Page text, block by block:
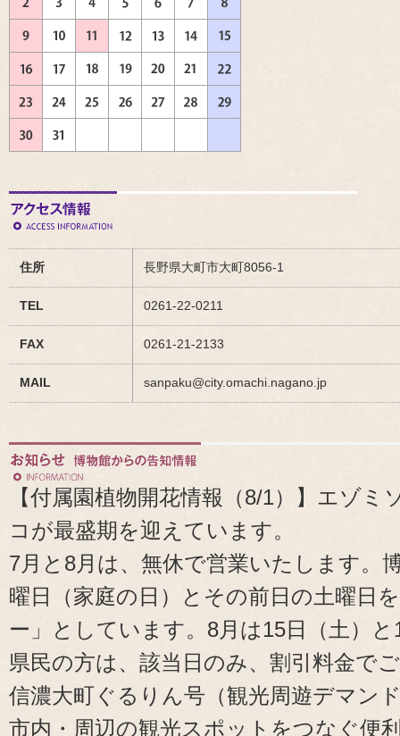
住所 長野県大町市大町8056-1
TEL 0261-22-0211
FAX 0261-21-2133
MAIL sanpaku@city.omachi.nagano.jp
【付属園植物開花情報（8/1）】エゾ
コが最盛期を迎えています。
7月と8月は、無休で営業いたします。
曜日（家庭の日）とその前日の土曜日
ー」としています。8月は15日（土）
県民の方は、該当日のみ、割引料金で
信濃大町ぐるりん号（観光周遊デマン
市内・周辺の観光スポットをつなぐ便